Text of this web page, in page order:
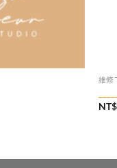
維修
NT$